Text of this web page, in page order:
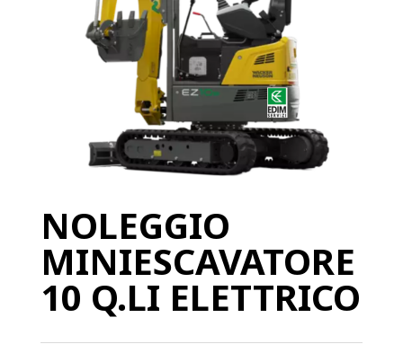
NOLEGGIO
MINIESCAVATORE
10 Q.LI ELETTRICO